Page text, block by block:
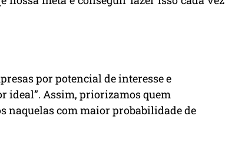
por potencial de interesse e
ideal”. Assim, priorizamos quem
naquelas com maior probabilidade de